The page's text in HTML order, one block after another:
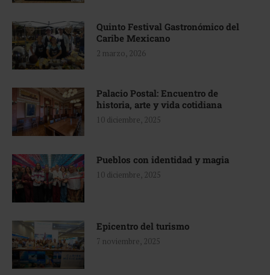
Quinto Festival Gastronómico del
Caribe Mexicano
2 marzo, 2026
Palacio Postal: Encuentro de
historia, arte y vida cotidiana
10 diciembre, 2025
Pueblos con identidad y magia
10 diciembre, 2025
Epicentro del turismo
7 noviembre, 2025